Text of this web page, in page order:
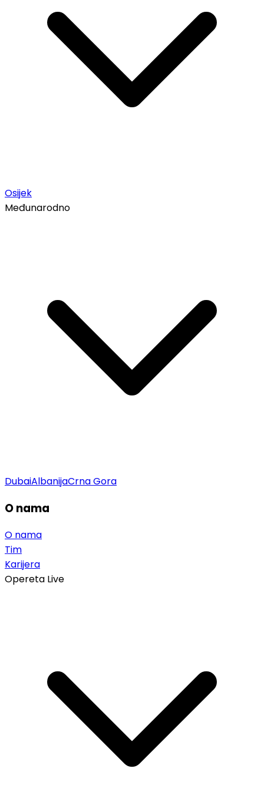
Osijek
Međunarodno
DubaiAlbanijaCrna Gora
O nama
O nama
Tim
Karijera
Opereta Live